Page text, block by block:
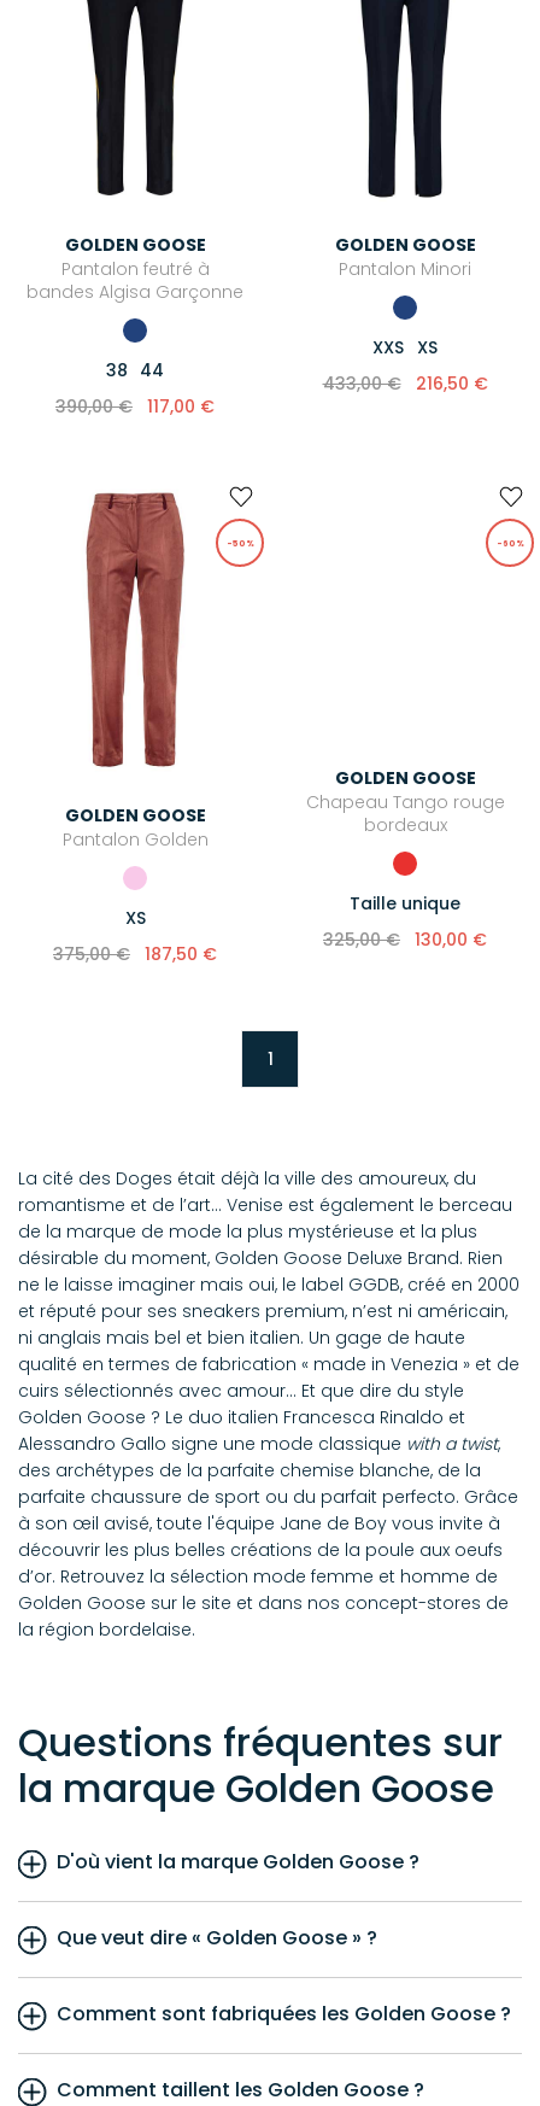
GOLDEN GOOSE
Pantalon feutré à
bandes Algisa Garçonne
38 44
390,00 € 117,00 €
GOLDEN GOOSE
Pantalon Minori
XXS XS
433,00 €
216,50 €
-50%
GOLDEN GOOSE
Pantalon Golden
XS
375,00 € 187,50 €
-60%
GOLDEN GOOSE
Chapeau Tango rouge
bordeaux
Taille unique
325,00 € 130,00 €
1
La cité des Doges était déjà la ville des amoureux, du
romantisme et de l’art… Venise est également le berceau
de la marque de mode la plus mystérieuse et la plus
désirable du moment, Golden Goose Deluxe Brand. Rien
ne le laisse imaginer mais oui, le label GGDB, créé en 2000
et réputé pour ses sneakers premium, n’est ni américain,
ni anglais mais bel et bien italien. Un gage de haute
qualité en termes de fabrication « made in Venezia » et de
cuirs sélectionnés avec amour… Et que dire du style
Golden Goose ? Le duo italien Francesca Rinaldo et
Alessandro Gallo signe une mode classique with a twist,
des archétypes de la parfaite chemise blanche, de la
parfaite chaussure de sport ou du parfait perfecto. Grâce
à son œil avisé, toute l'équipe Jane de Boy vous invite à
découvrir les plus belles créations de la poule aux oeufs
d’or. Retrouvez la sélection mode femme et homme de
Golden Goose sur le site et dans nos concept-stores de
la région bordelaise.
Questions fréquentes sur
la marque Golden Goose
D'où vient la marque Golden Goose ?
Que veut dire « Golden Goose » ?
Comment sont fabriquées les Golden Goose ?
Comment taillent les Golden Goose ?